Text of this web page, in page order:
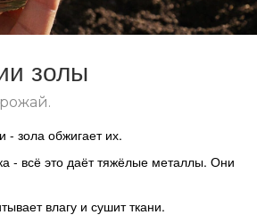
золы
- зола обжигает их.
- всё это даёт тяжёлые металлы. Они
влагу и сушит ткани.